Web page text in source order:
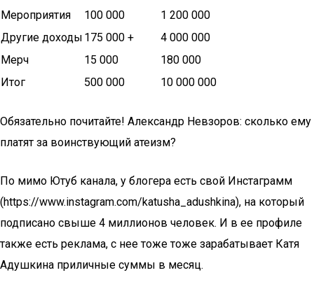
Мероприятия
100 000
1 200 000
Другие доходы 175 000 +
4 000 000
Мерч
15 000
180 000
Итог
500 000 10 000 000
Обязательно почитайте! Александр Невзоров: сколько ему
платят за воинствующий атеизм?
По мимо Ютуб канала, у блогера есть свой Инстаграмм
(https://www.instagram.com/katusha_adushkina), на который
подписано свыше 4 миллионов человек. И в ее профиле
также есть реклама, с нее тоже тоже зарабатывает Катя
Адушкина приличные суммы в месяц.